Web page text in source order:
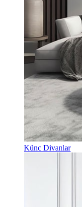
Künc Divanlar